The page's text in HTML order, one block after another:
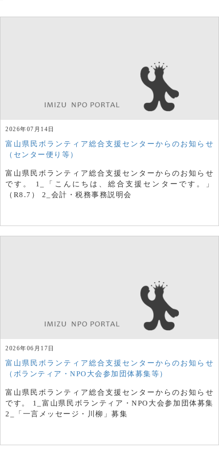
2026年07月14日
富山県民ボランティア総合支援センターからのお知らせ
（センター便り等）
富山県民ボランティア総合支援センターからのお知らせ
です。 1_「こんにちは、総合支援センターです。」
（R8.7） 2_会計・税務事務説明会
2026年06月17日
富山県民ボランティア総合支援センターからのお知らせ
（ボランティア・NPO大会参加団体募集等）
富山県民ボランティア総合支援センターからのお知らせ
です。 1_富山県民ボランティア・NPO大会参加団体募集
2_「一言メッセージ・川柳」募集